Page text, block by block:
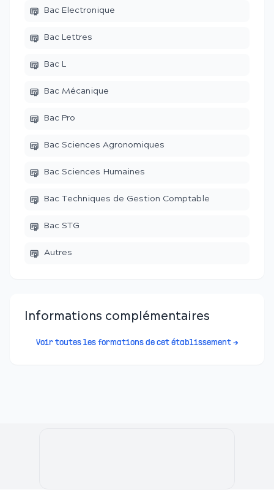
Bac Electronique
Bac Lettres
Bac L
Bac Mécanique
Bac Pro
Bac Sciences Agronomiques
Bac Sciences Humaines
Bac Techniques de Gestion Comptable
Bac STG
Autres
Informations complémentaires
Voir toutes les formations de cet établissement →